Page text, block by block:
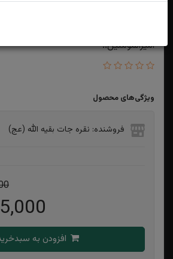
امیرالمومنین..
ویژگی‌های محصول
فروشنده: نقره جات بقیه الله (عج)